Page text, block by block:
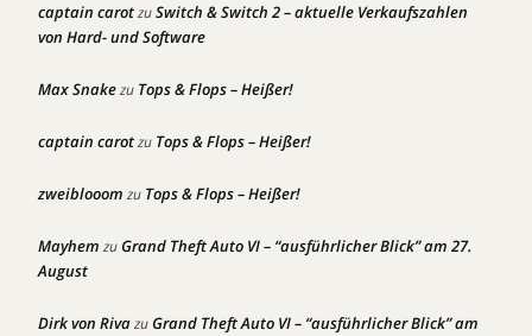
captain carotzuSwitch & Switch 2 – aktuelle Verkaufszahlen
von Hard- und Software
Max Snakezu Tops & Flops – Heißer!
captain carotzu Tops & Flops – Heißer!
zweiblooom zu Tops & Flops – Heißer!
Mayhem zuGrand Theft Auto VI – “ausführlicher Blick” am 27.
August
Dirk von RivazuGrand Theft Auto VI – “ausführlicher Blick” am